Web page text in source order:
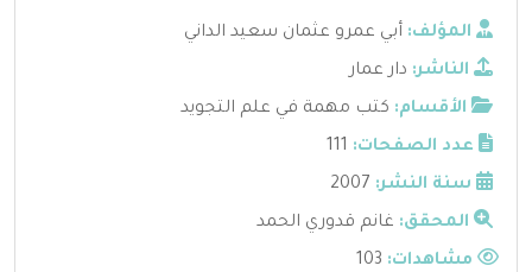
المؤلف: أبي عمرو عثمان سعيد الداني
الناشر: دار عمار
الأقسام: كتب مهمة في علم التجويد
عدد الصفحات: 111
سنة النشر: 2007
المحقق: غانم قدوري الحمد
مشاهدات: